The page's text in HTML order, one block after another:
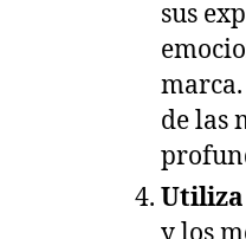
sus
de las
Utiliza